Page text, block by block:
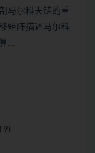
马尔科夫链的重
矩阵描述马尔科
…